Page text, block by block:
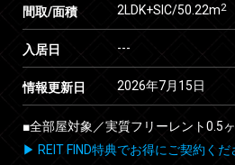
間取/面積 2LDK+SIC/50.22m2
入居日 ---
情報更新日 2026年7月15日
■全部屋対象／実質フリーレント0.5
▶ REIT FIND特典でお得にご契約くだ